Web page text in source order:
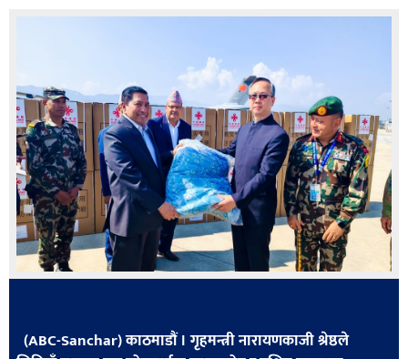
बिश्व
दुनिया
बिचार
कुराकानी
जीवनशैली
साहित्य
सूचना-
(ABC-Sanchar) काठमाडौं । गृहमन्त्री नारायणकाजी श्रेष्ठले